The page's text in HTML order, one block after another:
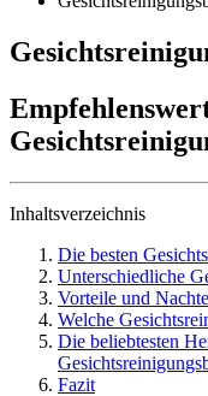
Inhaltsverzeichnis
Die besten
Unterschiedliche
Vorteile und
Welche
Die beliebtesten
Fazit